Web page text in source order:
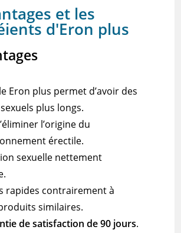
et les
d'Eron plus
Eron plus permet d’avoir des
plus longs.
l’origine du
érectile.
sexuelle nettement
rapides contrairement à
similaires.
de satisfaction de 90 jours.